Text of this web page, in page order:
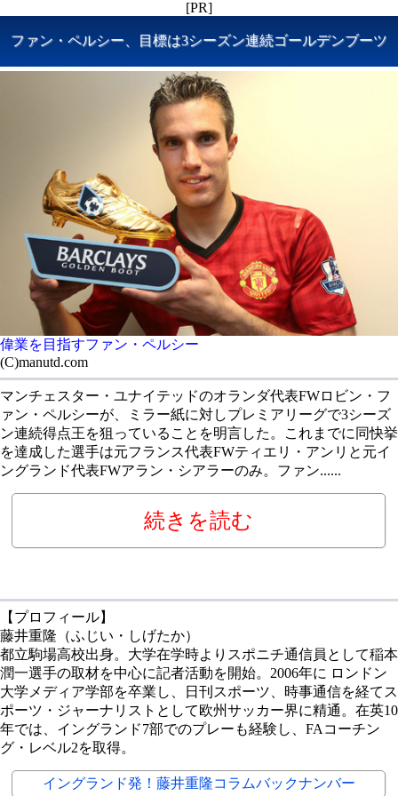
[PR]
ファン・ペルシー、目標は3シーズン連続ゴールデンブーツ
偉業を目指すファン・ペルシー
(C)manutd.com
マンチェスター・ユナイテッドのオランダ代表FWロビン・フ
ァン・ペルシーが、ミラー紙に対しプレミアリーグで3シーズ
ン連続得点王を狙っていることを明言した。これまでに同快挙
を達成した選手は元フランス代表FWティエリ・アンリと元イ
ングランド代表FWアラン・シアラーのみ。ファン......
続きを読む
【プロフィール】
藤井重隆（ふじい・しげたか）
都立駒場高校出身。大学在学時よりスポニチ通信員として稲本
潤一選手の取材を中心に記者活動を開始。2006年に ロンドン
大学メディア学部を卒業し、日刊スポーツ、時事通信を経てス
ポーツ・ジャーナリストとして欧州サッカー界に精通。在英10
年では、イングランド7部でのプレーも経験し、FAコーチン
グ・レベル2を取得。
イングランド発！藤井重隆コラムバックナンバー